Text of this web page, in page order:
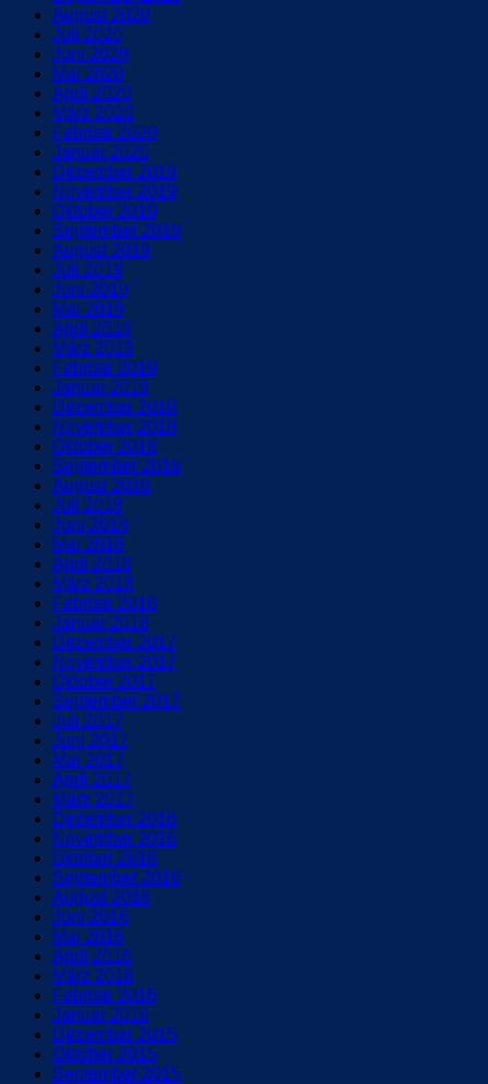
August 2020
Juli 2020
Juni 2020
Mai 2020
April 2020
März 2020
Februar 2020
Januar 2020
Dezember 2019
November 2019
Oktober 2019
September 2019
August 2019
Juli 2019
Juni 2019
Mai 2019
April 2019
März 2019
Februar 2019
Januar 2019
Dezember 2018
November 2018
Oktober 2018
September 2018
August 2018
Juli 2018
Juni 2018
Mai 2018
April 2018
März 2018
Februar 2018
Januar 2018
Dezember 2017
November 2017
Oktober 2017
September 2017
Juli 2017
Juni 2017
Mai 2017
April 2017
März 2017
Dezember 2016
November 2016
Oktober 2016
September 2016
August 2016
Juni 2016
Mai 2016
April 2016
März 2016
Februar 2016
Januar 2016
Dezember 2015
Oktober 2015
September 2015